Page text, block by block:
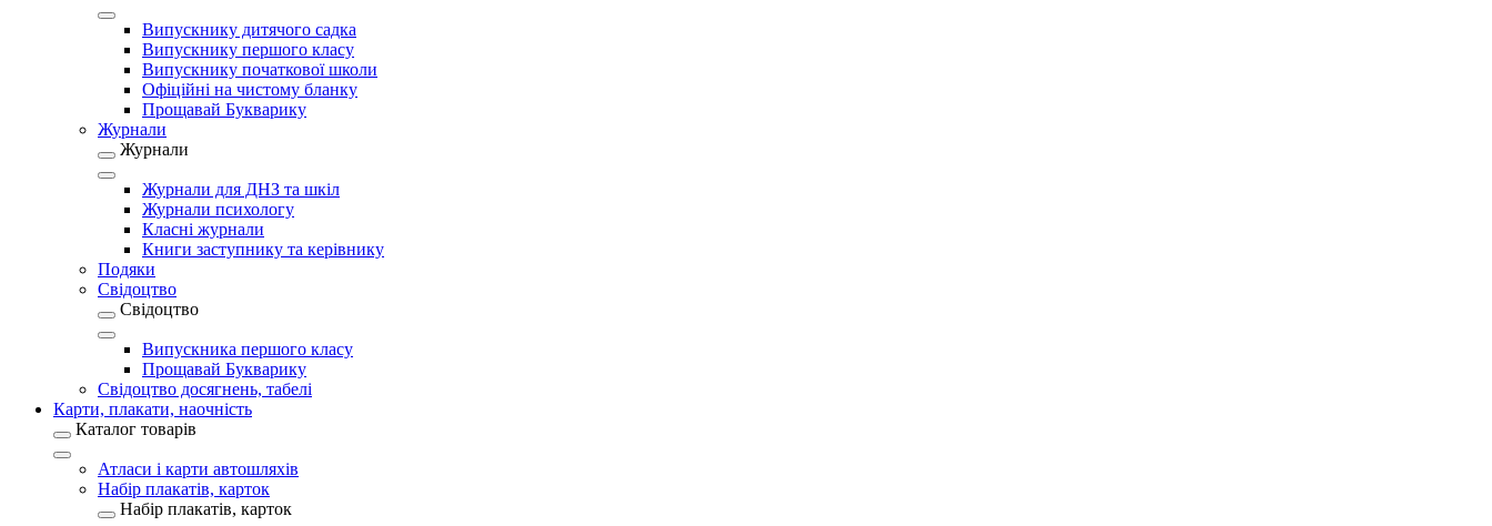
Випускнику дитячого садка
Випускнику першого класу
Випускнику початкової школи
Офіційні на чистому бланку
Прощавай Букварику
Журнали
Журнали
Журнали для ДНЗ та шкіл
Журнали психологу
Класні журнали
Книги заступнику та керівнику
Подяки
Свідоцтво
Свідоцтво
Випускника першого класу
Прощавай Букварику
Свідоцтво досягнень, табелі
Карти, плакати, наочність
Каталог товарів
Атласи і карти автошляхів
Набір плакатів, карток
Набір плакатів, карток